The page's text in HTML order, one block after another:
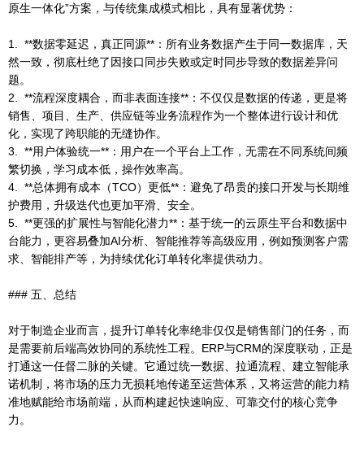
原生一体化”方案，与传统集成模式相比，具有显著优势：
1. **数据零延迟，真正同源**：所有业务数据产生于同一数据库，天
然一致，彻底杜绝了因接口同步失败或定时同步导致的数据差异问
题。
2. **流程深度耦合，而非表面连接**：不仅仅是数据的传递，更是将
销售、项目、生产、供应链等业务流程作为一个整体进行设计和优
化，实现了跨职能的无缝协作。
3. **用户体验统一**：用户在一个平台上工作，无需在不同系统间频
繁切换，学习成本低，操作效率高。
4. **总体拥有成本（TCO）更低**：避免了昂贵的接口开发与长期维
护费用，升级迭代也更加平滑、安全。
5. **更强的扩展性与智能化潜力**：基于统一的云原生平台和数据中
台能力，更容易叠加AI分析、智能推荐等高级应用，例如预测客户需
求、智能排产等，为持续优化订单转化率提供动力。
### 五、总结
对于制造企业而言，提升订单转化率绝非仅仅是销售部门的任务，而
是需要前后端高效协同的系统性工程。ERP与CRM的深度联动，正是
打通这一任督二脉的关键。它通过统一数据、拉通流程、建立智能承
诺机制，将市场的压力无损耗地传递至运营体系，又将运营的能力精
准地赋能给市场前端，从而构建起快速响应、可靠交付的核心竞争
力。